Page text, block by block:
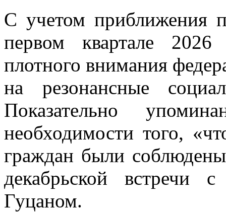
С учетом приближения
первом квартале
плотного внимания
на резонансные
Показательно
необходимости того,
граждан были
декабрьской встречи
Гуцаном.